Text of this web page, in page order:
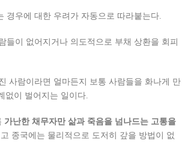
경우에 대한 우려가 자동으로 따라붙는다.
이 없어지거나 의도적으로 부채 상환을 회피
사람이라면 얼마든지 보통 사람들을 화나게 만
없이 벌어지는 일이다.
가난한 채무자만 삶과 죽음을 넘나드는 고통을
종국에는 물리적으로 도저히 갚을 방법이 없